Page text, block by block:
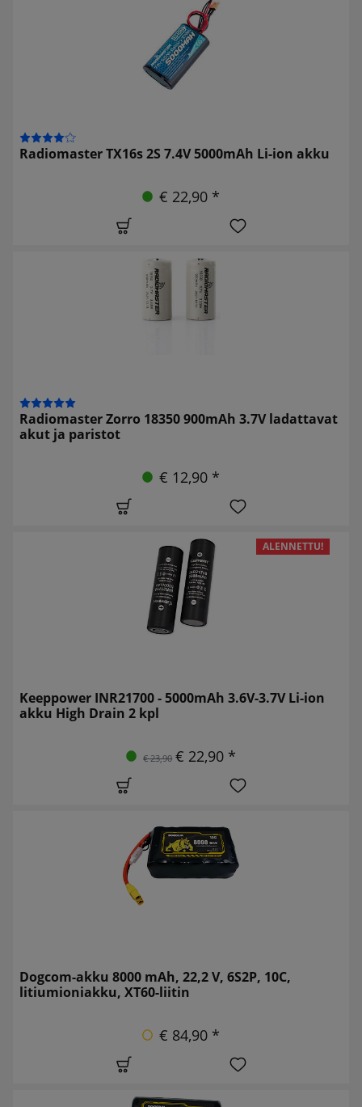
Radiomaster TX16s 2S 7.4V 5000mAh Li-ion akku
€ 22,90 *
Radiomaster Zorro 18350 900mAh 3.7V ladattavat
akut ja paristot
€ 12,90 *
ALENNETTU!
Keeppower INR21700 - 5000mAh 3.6V-3.7V Li-ion
akku High Drain 2 kpl
€ 23,90 € 22,90 *
Dogcom-akku 8000 mAh, 22,2 V, 6S2P, 10C,
litiumioniakku, XT60-liitin
€ 84,90 *